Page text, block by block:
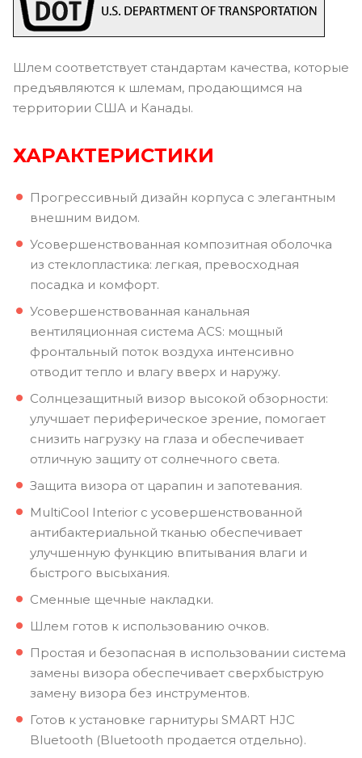
Шлем соответствует стандартам качества, которые
предъявляются к шлемам, продающимся на
территории США и Канады.
ХАРАКТЕРИСТИКИ
Прогрессивный дизайн корпуса с элегантным
внешним видом.
Усовершенствованная композитная оболочка
из стеклопластика: легкая, превосходная
посадка и комфорт.
Усовершенствованная канальная
вентиляционная система ACS: мощный
фронтальный поток воздуха интенсивно
отводит тепло и влагу вверх и наружу.
Солнцезащитный визор высокой обзорности:
улучшает периферическое зрение, помогает
снизить нагрузку на глаза и обеспечивает
отличную защиту от солнечного света.
Защита визора от царапин и запотевания.
MultiCool Interior с усовершенствованной
антибактериальной тканью обеспечивает
улучшенную функцию впитывания влаги и
быстрого высыхания.
Сменные щечные накладки.
Шлем готов к использованию очков.
Простая и безопасная в использовании система
замены визора обеспечивает сверхбыструю
замену визора без инструментов.
Готов к установке гарнитуры SMART HJC
Bluetooth (Bluetooth продается отдельно).